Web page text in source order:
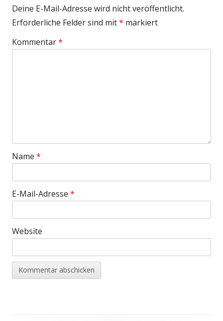
Deine E-Mail-Adresse wird nicht veröffentlicht.
Erforderliche Felder sind mit* markiert
Kommentar*
Name *
E-Mail-Adresse *
Website